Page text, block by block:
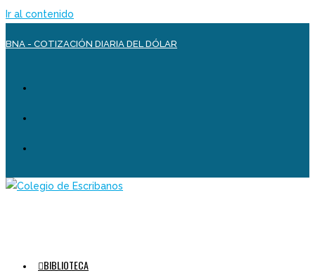
Ir al contenido
BNA - COTIZACIÓN DIARIA DEL DÓLAR
BIBLIOTECA